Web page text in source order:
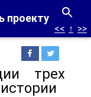
проекту
<< ↑ >>
трех